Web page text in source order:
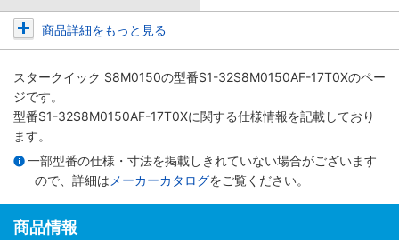
商品詳細をもっと見る
スタークイック S8M0150の型番S1-32S8M0150AF-17T0Xのペー
ジです。
型番S1-32S8M0150AF-17T0Xに関する仕様情報を記載しており
ます。
一部型番の仕様・寸法を掲載しきれていない場合がございます
ので、詳細は メーカーカタログをご覧ください。
商品情報